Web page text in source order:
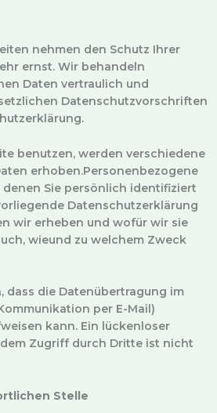
nehmen den Schutz Ihrer
ernst. Wir behandeln
Daten vertraulich und
Datenschutzvorschriften
benutzen, werden verschiedene
erhoben.Personenbezogene
denen Sie persönlich identifiziert
Datenschutzerklärung
wir erheben und wofür wir sie
wieund zu welchem Zweck
dass die Datenübertragung im
per E-Mail)
kann. Ein lückenloser
Zugriff durch Dritte ist nicht
Stelle